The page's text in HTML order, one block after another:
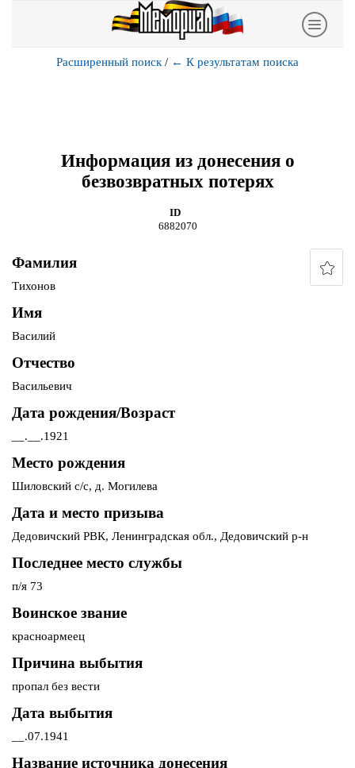
Расширенный поиск / ← К результатам поиска
Информация из донесения о
безвозвратных потерях
ID
6882070
Фамилия
Тихонов
Имя
Василий
Отчество
Васильевич
Дата рождения/Возраст
__.__.1921
Место рождения
Шиловский с/с, д. Могилева
Дата и место призыва
Дедовичский РВК, Ленинградская обл., Дедовичский р-н
Последнее место службы
п/я 73
Воинское звание
красноармеец
Причина выбытия
пропал без вести
Дата выбытия
__.07.1941
Название источника донесения